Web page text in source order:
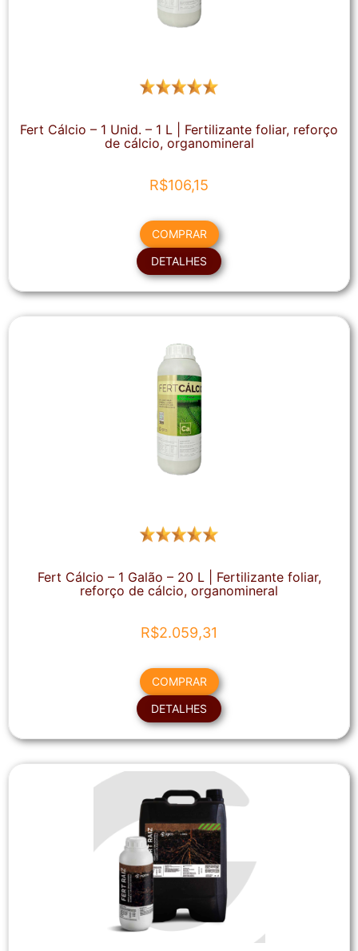
Fert Cálcio – 1 Unid. – 1 L | Fertilizante foliar, reforço
de cálcio, organomineral
R$106,15
COMPRAR
DETALHES
Fert Cálcio – 1 Galão – 20 L | Fertilizante foliar,
reforço de cálcio, organomineral
R$2.059,31
COMPRAR
DETALHES